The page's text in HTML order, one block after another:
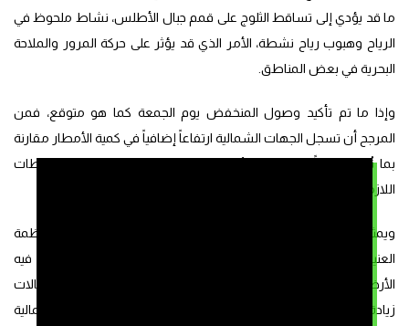
ما قد يؤدي إلى تساقط الثلوج على قمم جبال الأطلس، نشاط ملحوظ في
الرياح وهبوب رياح نشطة، الأمر الذي قد يؤثر على حركة المرور والملاحة
البحرية في بعض المناطق.
وإذا ما تم تأكيد وصول المنخفض يوم الجمعة كما هو متوقع، فمن
المرجح أن تسجل الجهات الشمالية ارتفاعاً إضافياً في كمية الأمطار مقارنة
بما نُشر سابقاً في نشرة الأرصاد، ما يستدعي الحذر واتخاذ الاحتياطات
اللازمة من طرف السكان والسلطات المحلية في المناطق المتأثرة.
ويمثل هذا المنخفض الجوي الجديد حلقة أخرى من سلسلة الأنظمة
العنيفة التي تؤثر على المغرب وأوروبا هذا الشتاء، في وقت لا تزال فيه
الأرض مشبعة بالرطوبة بعد العواصف السابقة، مما يزيد من احتمالات
زيادة مخاطر الفيضانات والسيول السريعة في السواحل الشمالية